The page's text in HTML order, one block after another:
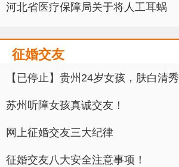
河北省医疗保障局关于将人工耳蜗
征婚交友
【已停止】贵州24岁女孩，肤白清秀
苏州听障女孩真诚交友！
网上征婚交友三大纪律
征婚交友八大安全注意事项！